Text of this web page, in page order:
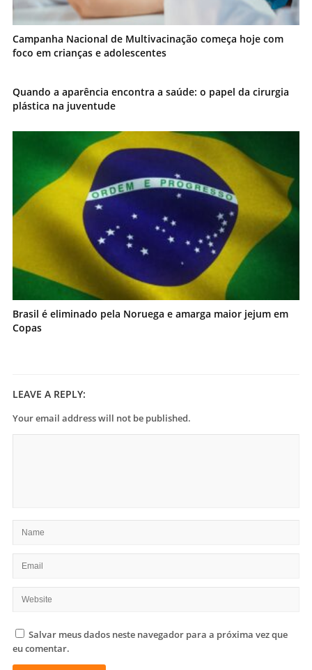
Campanha Nacional de Multivacinação começa hoje com
foco em crianças e adolescentes
Quando a aparência encontra a saúde: o papel da cirurgia
plástica na juventude
Brasil é eliminado pela Noruega e amarga maior jejum em
Copas
LEAVE A REPLY:
Your email address will not be published.
Salvar meus dados neste navegador para a próxima vez que
eu comentar.